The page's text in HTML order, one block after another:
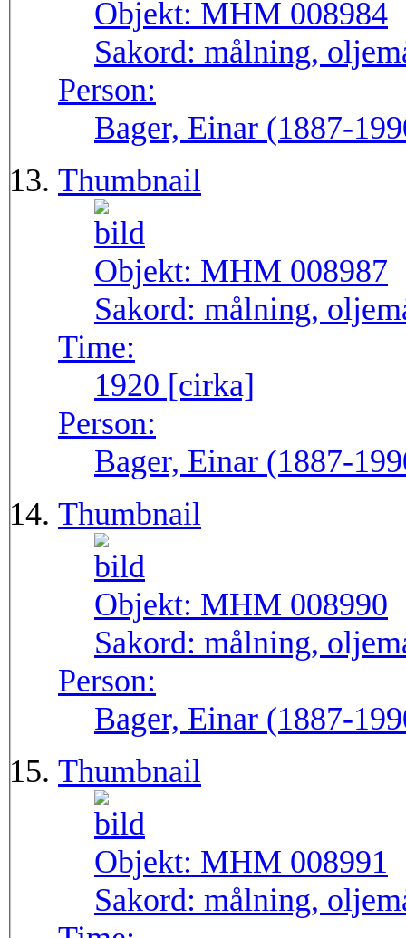
Objekt: MHM 008984
Sakord: målning,
Person:
Bager, Einar (1887-
Thumbnail
Objekt: MHM 008987
Sakord: målning,
Time:
1920 [cirka]
Person:
Bager, Einar (1887-
Thumbnail
Objekt: MHM 008990
Sakord: målning,
Person:
Bager, Einar (1887-
Thumbnail
Objekt: MHM 008991
Sakord: målning,